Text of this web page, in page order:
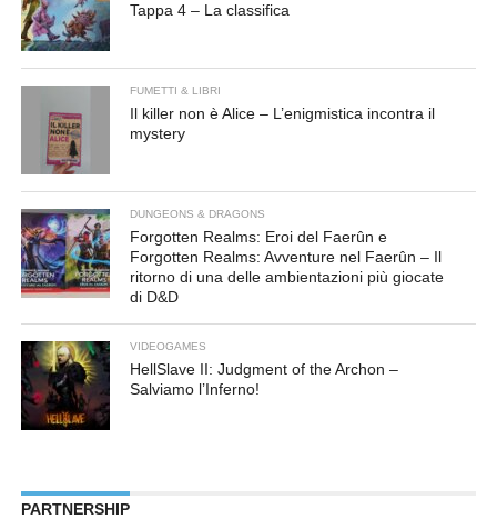
Tappa 4 – La classifica
FUMETTI & LIBRI
Il killer non è Alice – L’enigmistica incontra il
mystery
DUNGEONS & DRAGONS
Forgotten Realms: Eroi del Faerûn e
Forgotten Realms: Avventure nel Faerûn – Il
ritorno di una delle ambientazioni più giocate
di D&D
VIDEOGAMES
HellSlave II: Judgment of the Archon –
Salviamo l’Inferno!
PARTNERSHIP